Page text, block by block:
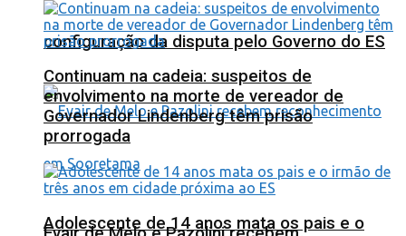
configuração da disputa pelo Governo do ES
Continuam na cadeia: suspeitos de
envolvimento na morte de vereador de
Governador Lindenberg têm prisão
prorrogada
Adolescente de 14 anos mata os pais e o